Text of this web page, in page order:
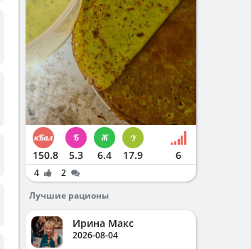
150.8 5.3 6.4 17.9 6
4
2
Лучшие рационы
Ирина Макс
2026-08-04